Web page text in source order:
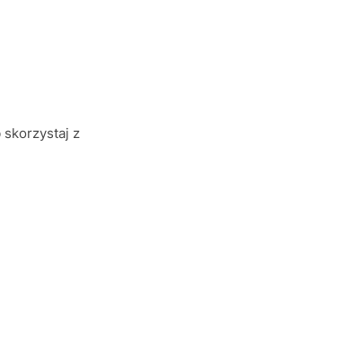
skorzystaj z